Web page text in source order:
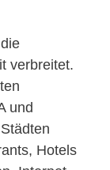
verbreitet.
und
Hotels